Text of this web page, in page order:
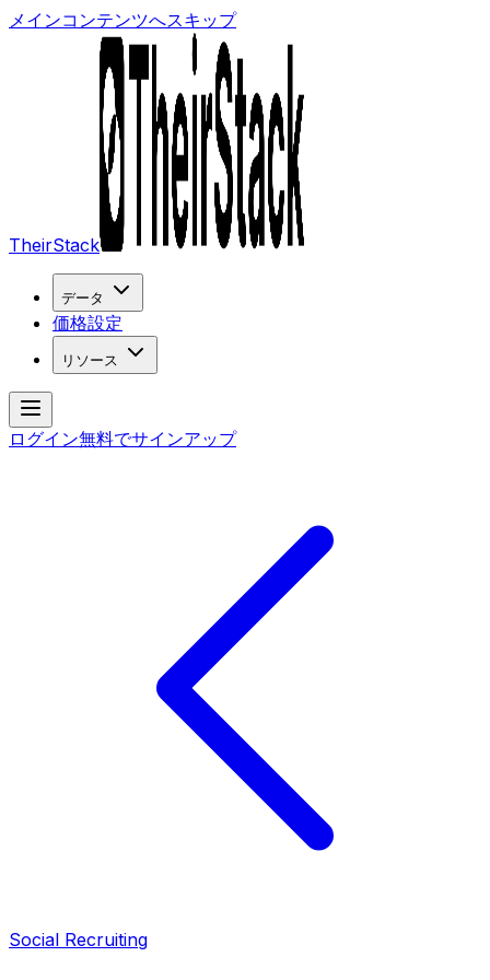
メインコンテンツへスキップ
TheirStack
データ
価格設定
リソース
ログイン無料でサインアップ
Social Recruiting